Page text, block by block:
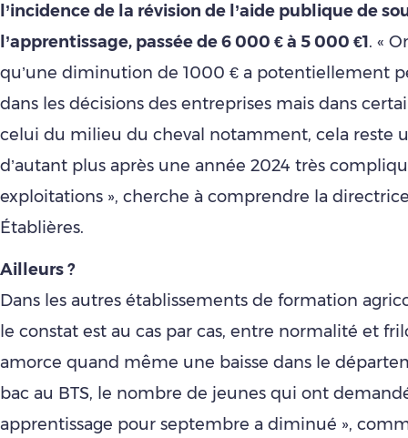
l’incidence de la révision de l’aide publique de
l’apprentissage, passée de 6 000 € à 5 000 €1. «
qu’une diminution de 1000 € a potentiellement
dans les décisions des entreprises mais dans
celui du milieu du cheval notamment, cela reste
d’autant plus après une année 2024 très
exploitations », cherche à comprendre la
Établières.
Ailleurs ?
Dans les autres établissements de formation
le constat est au cas par cas, entre normalité et
amorce quand même une baisse dans le
bac au BTS, le nombre de jeunes qui ont
apprentissage pour septembre a diminué »,